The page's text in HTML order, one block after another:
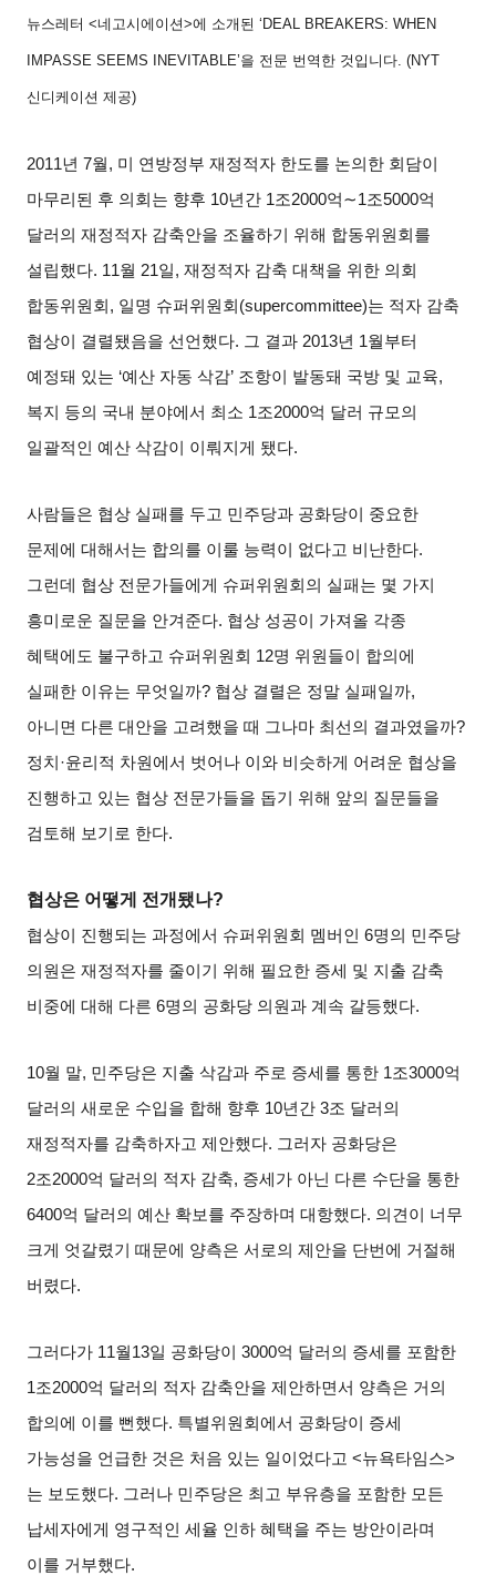
뉴스레터 <네고시에이션>에 소개된 ‘DEAL BREAKERS: WHEN
IMPASSE SEEMS INEVITABLE’을 전문 번역한 것입니다 . (NYT
신디케이션 제공)
2011년 7월, 미 연방정부 재정적자 한도를 논의한 회담이
마무리된 후 의회는 향후 10년간 1조2000억∼1조5000억
달러의 재정적자 감축안을 조율하기 위해 합동위원회를
설립했다. 11월 21일,재정적자 감축 대책을 위한 의회
합동위원회 , 일명 슈퍼위원회 (supercommittee)는 적자 감축
협상이 결렬됐음을 선언했다. 그 결과 2013년 1월부터
예정돼 있는 ‘예산 자동 삭감’ 조항이 발동돼 국방 및 교육,
복지 등의 국내 분야에서 최소 1조2000억 달러 규모의
일괄적인 예산 삭감이 이뤄지게 됐다.
사람들은 협상 실패를 두고 민주당과 공화당이 중요한
문제에 대해서는 합의를 이룰 능력이 없다고 비난한다.
그런데 협상 전문가들에게 슈퍼위원회의 실패는 몇 가지
흥미로운 질문을 안겨준다. 협상 성공이 가져올 각종
혜택에도 불구하고 슈퍼위원회 12명 위원들이 합의에
실패한 이유는 무엇일까? 협상 결렬은 정말 실패일까,
아니면 다른 대안을 고려했을 때 그나마 최선의 결과였을까?
정치 ·윤리적 차원에서 벗어나 이와 비슷하게 어려운 협상을
진행하고 있는 협상 전문가들을 돕기 위해 앞의 질문들을
검토해 보기로 한다.
협상은 어떻게 전개됐나?
협상이 진행되는 과정에서 슈퍼위원회 멤버인 6명의 민주당
의원은 재정적자를 줄이기 위해 필요한 증세 및 지출 감축
비중에 대해 다른 6명의 공화당 의원과 계속 갈등했다.
10월 말, 민주당은 지출 삭감과 주로 증세를 통한 1조3000억
달러의 새로운 수입을 합해 향후 10년간 3조 달러의
재정적자를 감축하자고 제안했다. 그러자 공화당은
2조2000억 달러의 적자 감축, 증세가 아닌 다른 수단을 통한
6400억 달러의 예산 확보를 주장하며 대항했다. 의견이 너무
크게 엇갈렸기 때문에 양측은 서로의 제안을 단번에 거절해
버렸다.
그러다가 11월13일 공화당이 3000억 달러의 증세를 포함한
1조2000억 달러의 적자 감축안을 제안하면서 양측은 거의
합의에 이를 뻔했다. 특별위원회에서 공화당이 증세
가능성을 언급한 것은 처음 있는 일이었다고 <뉴욕타임스>
는 보도했다. 그러나 민주당은 최고 부유층을 포함한 모든
납세자에게 영구적인 세율 인하 혜택을 주는 방안이라며
이를 거부했다.